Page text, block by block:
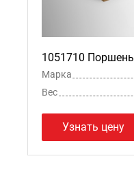
1051710 Поршень
Марка
Вес
Узнать цену